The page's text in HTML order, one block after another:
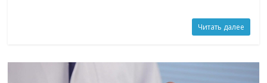
Читать далее